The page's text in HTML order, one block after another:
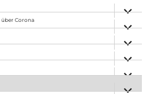
anzeigen
über Corona
anzeigen
anzeigen
anzeigen